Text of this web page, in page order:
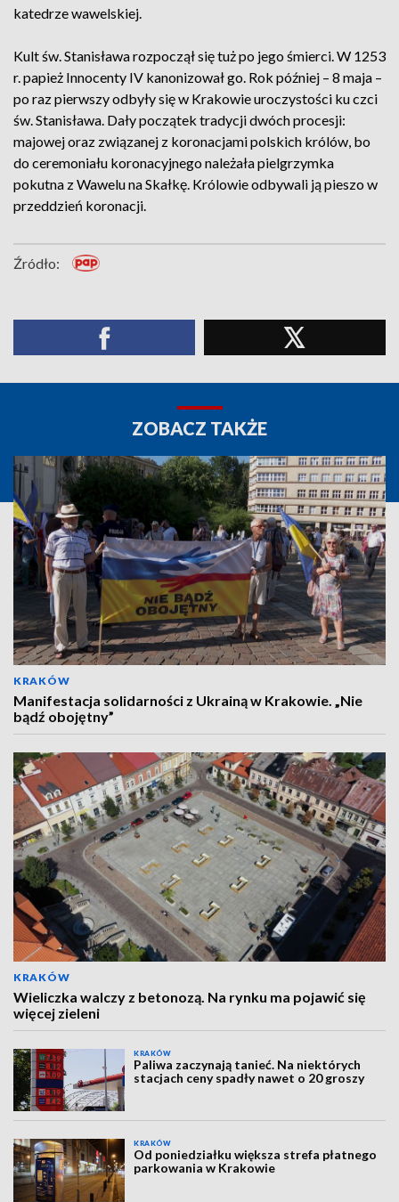
katedrze wawelskiej.
Kult św. Stanisława rozpoczął się tuż po jego śmierci. W 1253
r. papież Innocenty IV kanonizował go. Rok później – 8 maja –
po raz pierwszy odbyły się w Krakowie uroczystości ku czci
św. Stanisława. Dały początek tradycji dwóch procesji:
majowej oraz związanej z koronacjami polskich królów, bo
do ceremoniału koronacyjnego należała pielgrzymka
pokutna z Wawelu na Skałkę. Królowie odbywali ją pieszo w
przeddzień koronacji.
Źródło:
ZOBACZ TAKŻE
KRAKÓW
Manifestacja solidarności z Ukrainą w Krakowie. „Nie
bądź obojętny”
KRAKÓW
Wieliczka walczy z betonozą. Na rynku ma pojawić się
więcej zieleni
KRAKÓW
Paliwa zaczynają tanieć. Na niektórych
stacjach ceny spadły nawet o 20 groszy
KRAKÓW
Od poniedziałku większa strefa płatnego
parkowania w Krakowie